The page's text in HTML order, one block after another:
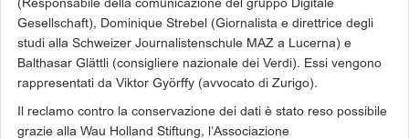
(Responsabile della comunicazione del gruppo Digitale
Gesellschaft), Dominique Strebel (Giornalista e direttrice degli
studi alla Schweizer Journalistenschule MAZ a Lucerna) e
Balthasar Glättli (consigliere nazionale dei Verdi). Essi vengono
rappresentati da Viktor Györffy (avvocato di Zurigo).
Il reclamo contro la conservazione dei dati è stato reso possibile
grazie alla Wau Holland Stiftung, l’Associazione